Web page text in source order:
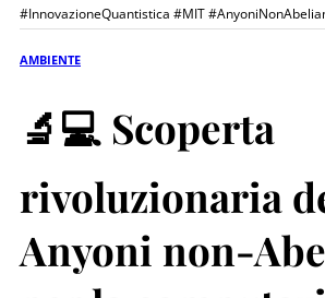
#InnovazioneQuantistica #MIT
AMBIENTE
🔬💻 Scoperta
rivoluzionaria
Anyoni non-